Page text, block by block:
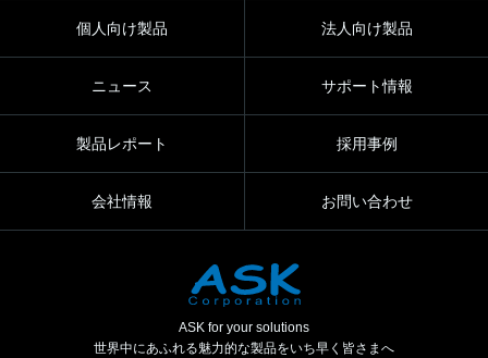
個人向け製品 法人向け製品
ニュース サポート情報
製品レポート 採用事例
会社情報 お問い合わせ
ASK for your solutions
世界中にあふれる魅力的な製品をいち早く皆さまへ